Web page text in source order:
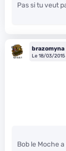
Pas si tu veut
brazomyna
Le 18/03/2015
Bob le Moche